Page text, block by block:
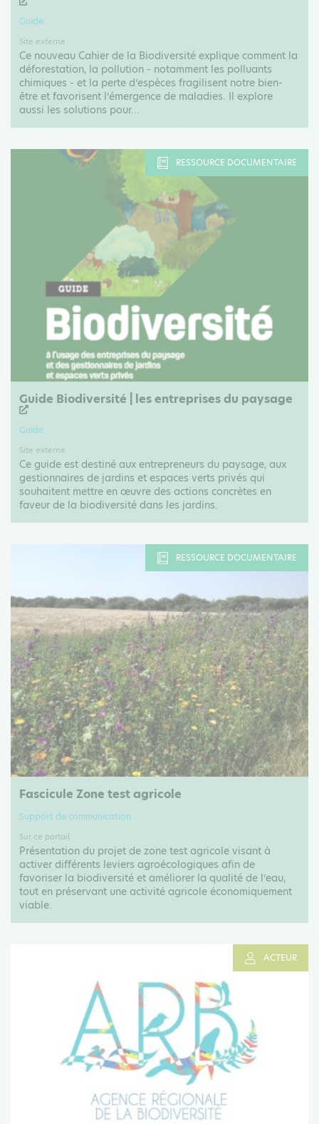
Guide
Site externe
Ce nouveau Cahier de la Biodiversité explique comment la
déforestation, la pollution - notamment les polluants
chimiques - et la perte d’espèces fragilisent notre bien-
être et favorisent l’émergence de maladies. Il explore
aussi les solutions pour...
RESSOURCE DOCUMENTAIRE
Guide Biodiversité | les entreprises du paysage
Guide
Site externe
Ce guide est destiné aux entrepreneurs du paysage, aux
gestionnaires de jardins et espaces verts privés qui
souhaitent mettre en œuvre des actions concrètes en
faveur de la biodiversité dans les jardins.
RESSOURCE DOCUMENTAIRE
Fascicule Zone test agricole
Support de communication
Sur ce portail
Présentation du projet de zone test agricole visant à
activer différents leviers agroécologiques afin de
favoriser la biodiversité et améliorer la qualité de l’eau,
tout en préservant une activité agricole économiquement
viable.
ACTEUR